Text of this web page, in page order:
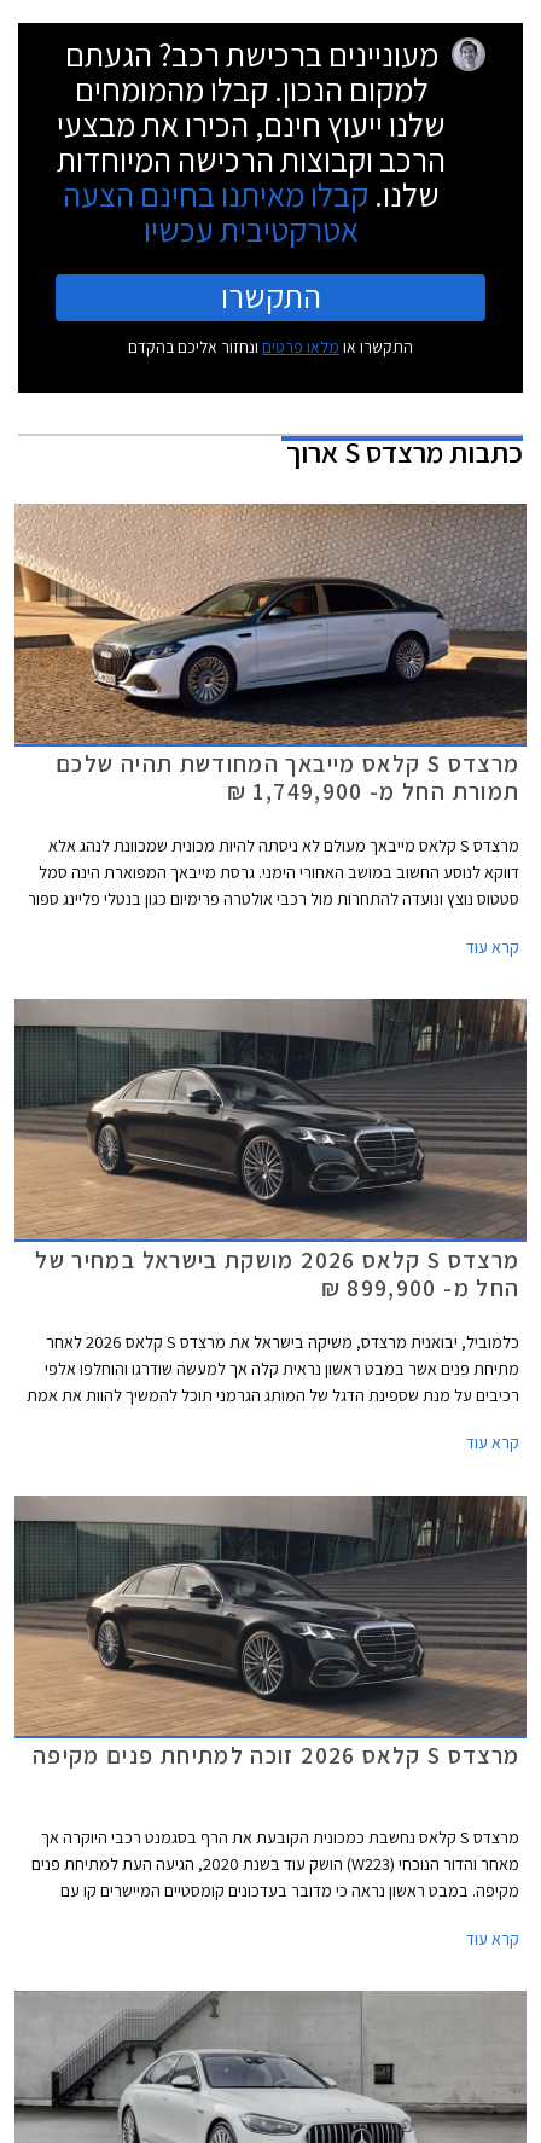
מעוניינים ברכישת רכב? הגעתם
למקום הנכון. קבלו מהמומחים
שלנו ייעוץ חינם, הכירו את מבצעי
הרכב וקבוצות הרכישה המיוחדות
שלנו. קבלו מאיתנו בחינם הצעה
אטרקטיבית עכשיו
התקשרו
התקשרו או מלאו פרטים ונחזור אליכם בהקדם
כתבותמרצדס S ארוך
מרצדס S קלאס מייבאך המחודשת תהיה שלכם
תמורת החל מ- 1,749,900 ₪
מרצדס S קלאס מייבאך מעולם לא ניסתה להיות מכונית שמכוונת לנהג אלא
דווקא לנוסע החשוב במושב האחורי הימני. גרסת מייבאך המפוארת הינה סמל
סטטוס נוצץ ונועדה להתחרות מול רכבי אולטרה פרימיום כגון בנטלי פליינג ספור
פנים המלטשת את המתכון המוכר ומבטיחה ניתוק מוחלט מהפקקים שבחוץ.
כואבת ממנוע ה- V12 המיתולוגי בגרסה הבכירה לטובת מנוע V8 - אילוץ של
תקנות זיהום האוויר. הדגם ישווק בשתי גרסאות במחיר התחלתי של 1,749,900
₪.
קרא עוד
מרצדס S קלאס 2026 מושקת בישראל במחיר של
החל מ- 899,900 ₪
כלמוביל, יבואנית מרצדס, משיקה בישראל את מרצדס S קלאס 2026 לאחר
מתיחת פנים אשר במבט ראשון נראית קלה אך למעשה שודרגו והוחלפו אלפי
רכיבים על מנת שספינת הדגל של המותג הגרמני תוכל להמשיך להוות את אמת
קרא עוד
מרצדס S קלאס 2026 זוכה למתיחת פנים מקיפה
מרצדס S קלאס נחשבת כמכונית הקובעת את הרף בסגמנט רכבי היוקרה אך
מאחר והדור הנוכחי (W223) הושק עוד בשנת 2020, הגיעה העת למתיחת פנים
מקיפה. במבט ראשון נראה כי מדובר בעדכונים קומסטיים המיישרים קו עם
ושלל שינויים עמוקים ומהותיים.
קרא עוד